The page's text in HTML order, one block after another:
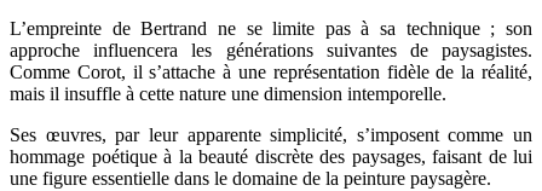
L’empreinte de Bertrand ne se limite pas à sa technique ; son
approche influencera les générations suivantes de paysagistes.
Comme Corot, il s’attache à une représentation fidèle de la réalité,
mais il insuffle à cette nature une dimension intemporelle.
Ses œuvres, par leur apparente simplicité, s’imposent comme un
hommage poétique à la beauté discrète des paysages, faisant de lui
une figure essentielle dans le domaine de la peinture paysagère.